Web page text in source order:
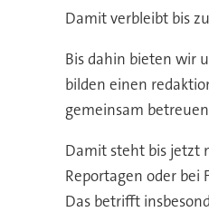
Damit verbleibt bis
Bis dahin bieten wir
bilden einen
gemeinsam
Damit steht bis jetzt
Reportagen oder bei
Das betrifft